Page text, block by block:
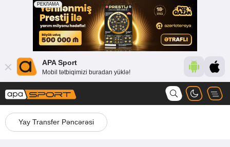
APA Sport
Mobil tətbiqimizi buradan yüklə!
Yay Transfer Pəncərəsi